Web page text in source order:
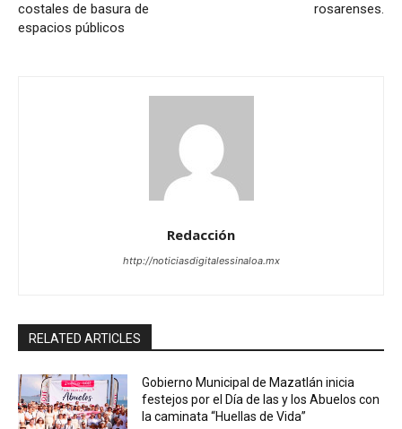
costales de basura de
espacios públicos
rosarenses.
Redacción
http://noticiasdigitalessinaloa.mx
RELATED ARTICLES
Gobierno Municipal de Mazatlán inicia
festejos por el Día de las y los Abuelos con
la caminata “Huellas de Vida”